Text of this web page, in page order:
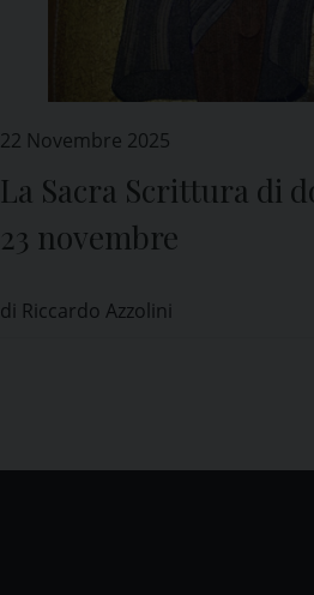
22 Novembre 2025
La Sacra Scrittura di
23 novembre
di Riccardo Azzolini